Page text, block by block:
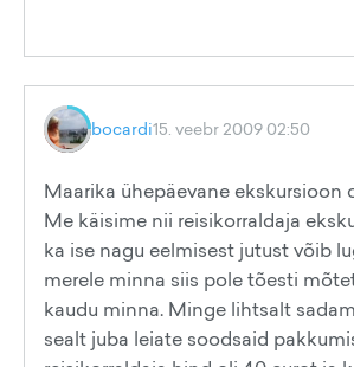
bocardi15. veebr 2009 02:50
Maarika ühepäevane ekskursioon
Me käisime nii reisikorraldaja
ka ise nagu eelmisest jutust võib
merele minna siis pole tõesti
kaudu minna. Minge lihtsalt
sealt juba leiate soodsaid